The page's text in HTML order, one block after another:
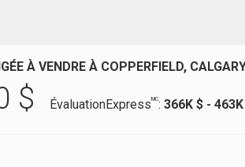
À VENDRE À COPPERFIELD,
$ ÉvaluationExpressMC: 366K $ -